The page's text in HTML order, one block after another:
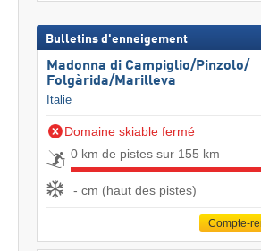
Bulletins d'enneigement
Madonna di Campiglio/​Pinzolo/​
Folgàrida/​Marilleva
Italie
Domaine skiable fermé
0 km de pistes sur 155 km
- cm (haut des pistes)
Compte-